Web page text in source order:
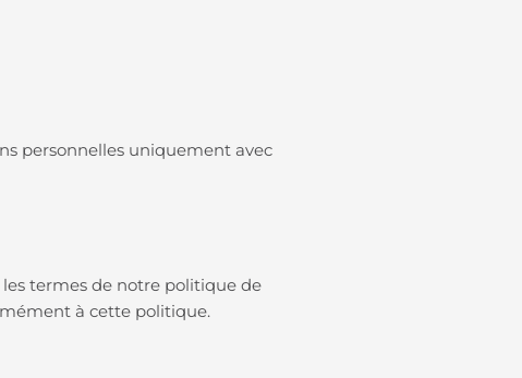
personnelles uniquement avec
termes de notre politique de
à cette politique.